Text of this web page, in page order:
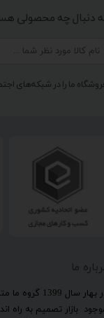
ما
​در بهار سال
بازار تصمیم به راه
دنبال چه محصولی
ما را در شبکه‌های